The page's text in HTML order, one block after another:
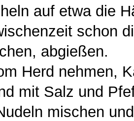
auf etwa die
schon
abgießen.
Herd nehmen,
mit Salz und
mischen